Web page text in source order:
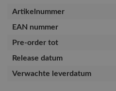
Artikelnummer
EAN nummer
Pre-order tot
Release datum
Verwachte leverdatum